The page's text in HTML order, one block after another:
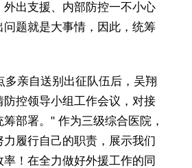
出支援、内部防控一不小心
题就是大事情，因此，统筹
多亲自送别出征队伍后，吴翔
防控领导小组工作会议，对接
部署。" 作为三级综合医院，
履行自己的职责，展示我们
！在全力做好外援工作的同